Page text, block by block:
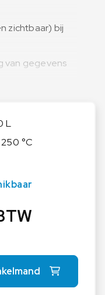
zichtbaar) bij
van gegevens
en
interface
inox en
Ze hebben een
eenvoudig te
L
°C